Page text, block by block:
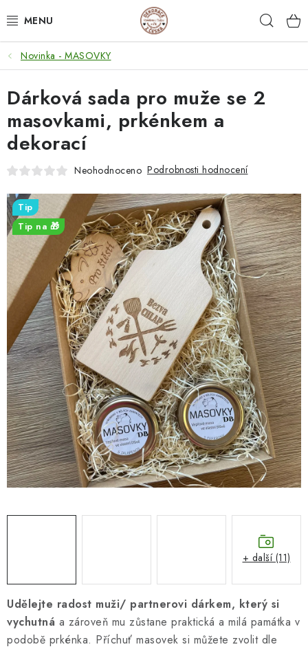
na
NEJPRODÁVANĚJŠÍ
SVATEBNÍ DARY/ DEKORACE 💍
DÁRKOVÉ BOXY A KRABIČKY
DÁRKY K NAROZENINÁM
PERSONALIZOVANÉ DÁRKY ✨
DÁRKY
DŘEVĚNÉ DEKORACE
SEZÓNNÍ DEKORACE
DÁRKY Z LÁSKY
NOVINKY
🔥 AKCE A SLEVY
TIPY NA VÁNOČNÍ DÁRKY
Doprava a platba Obchodní podmínky
Vrácení zboží
Náš příběh
Kontakty
Velkoobchodní spolupráce
Novinka - MASOVKY
Udělejte radost muži/ partnerovi dárkem, který si
vychutná a zároveň mu zůstane praktická a milá památka v
podobě prkénka. Příchuť masovek si můžete zvolit dle
Dárková sada pro muže se 2
masovkami, prkénkem a
dekorací
Neohodnoceno Podrobnosti hodnocení
Tip
Tip na 🎁
+ další (11)